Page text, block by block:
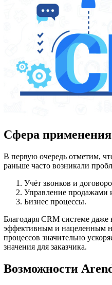
Сфера применения
В первую очередь отметим,
раньше часто возникали
Учёт звонков и
Управление продажами
Бизнес процессы.
Благодаря CRM системе
эффективным и нацеленным
процессов значительно
значения для заказчика.
Возможности